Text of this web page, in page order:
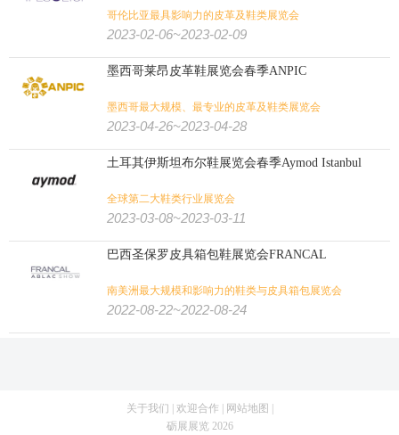
哥伦比亚最具影响力的皮革及鞋类展览会
2023-02-06~2023-02-09
墨西哥莱昂皮革鞋展览会春季ANPIC
墨西哥最大规模、最专业的皮革及鞋类展览会
2023-04-26~2023-04-28
土耳其伊斯坦布尔鞋展览会春季Aymod Istanbul
全球第二大鞋类行业展览会
2023-03-08~2023-03-11
巴西圣保罗皮具箱包鞋展览会FRANCAL
南美洲最大规模和影响力的鞋类与皮具箱包展览会
2022-08-22~2022-08-24
关于我们 欢迎合作 网站地图
砺展展览 2026